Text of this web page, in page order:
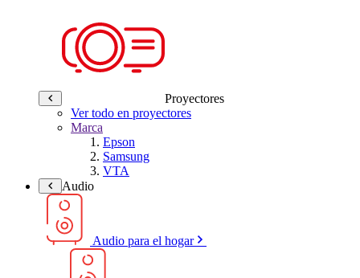
Proyectores
Ver todo en proyectores
Marca
Epson
Samsung
VTA
Audio
Audio para el hogar